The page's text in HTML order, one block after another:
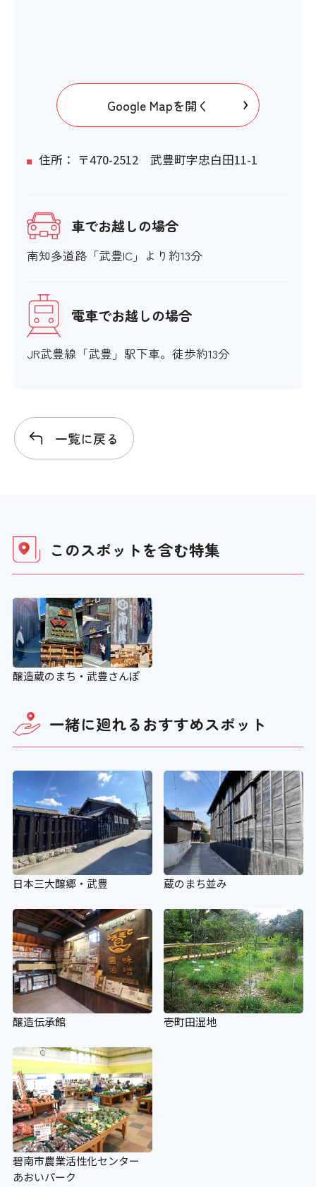
〇
館内移動について
〇
階段の手すり
エレベーター
〇
〇
エスカレーター
スロープ
〇 150㎝
設備
アイコンの説明
車いすの貸し出し
〇
ベビーカーの貸し出し
×
老眼鏡の貸し出し
×
Google Mapを開く
住所： 〒470-2512 武豊町字忠白田11-1
車でお越しの場合
南知多道路「武豊IC」より約13分
電車でお越しの場合
JR武豊線「武豊」駅下車。徒歩約13分
一覧に戻る
このスポットを含む特集
醸造蔵のまち・武豊さんぽ
一緒に廻れるおすすめスポット
日本三大醸郷・武豊 蔵のまち並み
醸造伝承館 壱町田湿地
碧南市農業活性化センター
あおいパーク